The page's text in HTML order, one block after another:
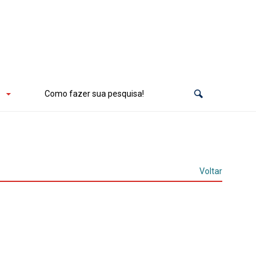
Como fazer sua pesquisa!
Voltar